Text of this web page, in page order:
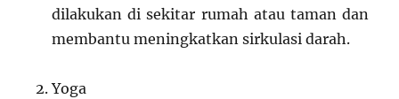
dilakukan di sekitar rumah atau taman dan
membantu meningkatkan sirkulasi darah.
Yoga